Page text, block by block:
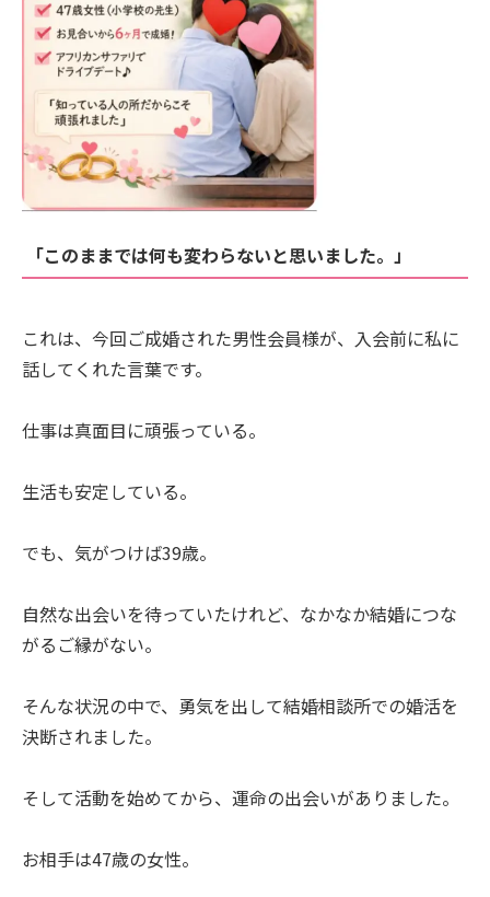
「このままでは何も変わらないと思いました。」
これは、今回ご成婚された男性会員様が、入会前に私に
話してくれた言葉です。
仕事は真面目に頑張っている。
生活も安定している。
でも、気がつけば39歳。
自然な出会いを待っていたけれど、なかなか結婚につな
がるご縁がない。
そんな状況の中で、勇気を出して結婚相談所での婚活を
決断されました。
そして活動を始めてから、運命の出会いがありました。
お相手は47歳の女性。